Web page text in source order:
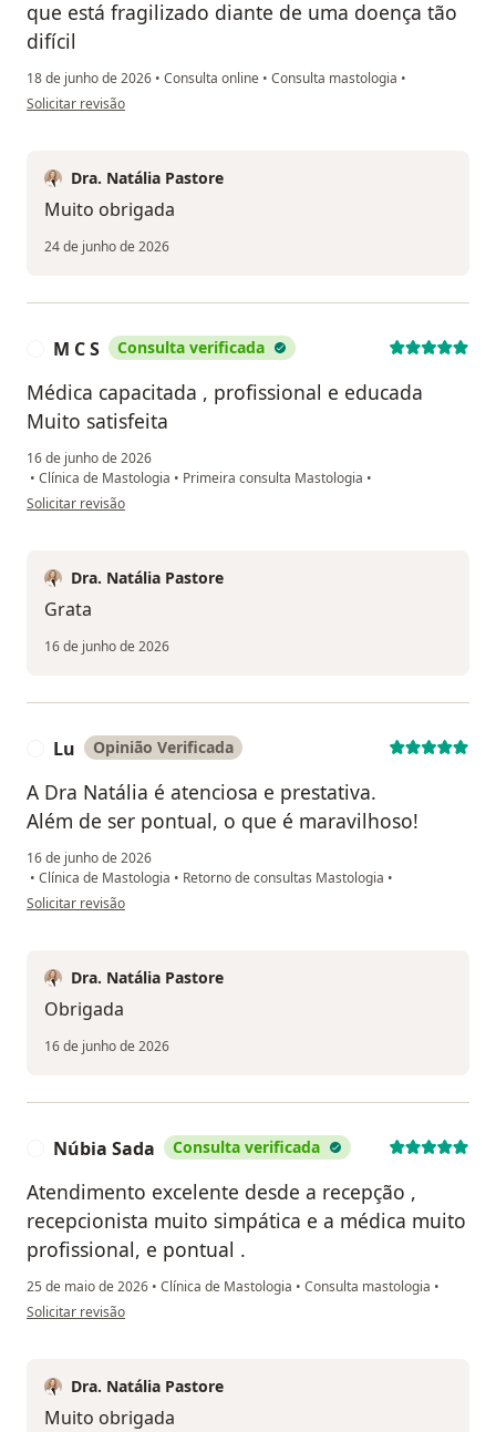
que está fragilizado diante de uma doença tão
difícil
18 de junho de 2026 • Consulta online • Consulta mastologia •
na opinião do utilizador Erica
Solicitar revisão
Dra. Natália Pastore
Muito obrigada
24 de junho de 2026
M C S Consulta verificada
Médica capacitada , profissional e educada
Muito satisfeita
16 de junho de 2026
• Clínica de Mastologia • Primeira consulta Mastologia •
na opinião do utilizador M C S
Solicitar revisão
Dra. Natália Pastore
Grata
16 de junho de 2026
Lu Opinião Verificada
A Dra Natália é atenciosa e prestativa.
Além de ser pontual, o que é maravilhoso!
16 de junho de 2026
• Clínica de Mastologia • Retorno de consultas Mastologia •
na opinião do utilizador Lu
Solicitar revisão
Dra. Natália Pastore
Obrigada
16 de junho de 2026
Núbia Sada Consulta verificada
Atendimento excelente desde a recepção ,
recepcionista muito simpática e a médica muito
profissional, e pontual .
25 de maio de 2026 • Clínica de Mastologia • Consulta mastologia •
na opinião do utilizador Núbia Sada
Solicitar revisão
Dra. Natália Pastore
Muito obrigada